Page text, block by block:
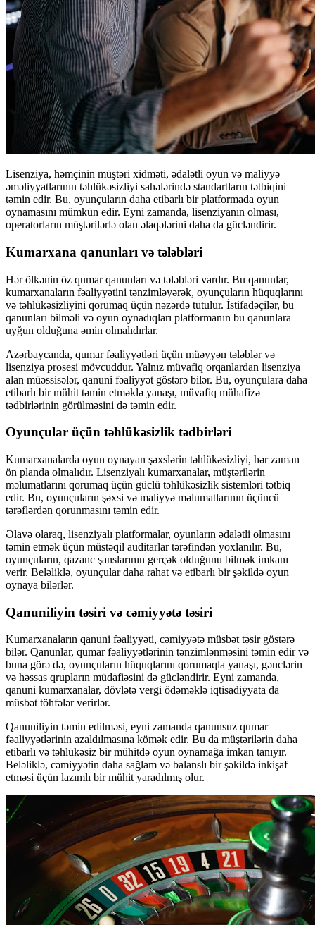
Lisenziya, həmçinin müştəri xidməti, ədalətli oyun və maliyyə
əməliyyatlarının təhlükəsizliyi sahələrində standartların tətbiqini
təmin edir. Bu, oyunçuların daha etibarlı bir platformada oyun
oynamasını mümkün edir. Eyni zamanda, lisenziyanın olması,
operatorların müştərilərlə olan əlaqələrini daha da gücləndirir.
Kumarxana qanunları və tələbləri
Hər ölkənin öz qumar qanunları və tələbləri vardır. Bu qanunlar,
kumarxanaların fəaliyyətini tənzimləyərək, oyunçuların hüquqlarını
və təhlükəsizliyini qorumaq üçün nəzərdə tutulur. İstifadəçilər, bu
qanunları bilməli və oyun oynadıqları platformanın bu qanunlara
uyğun olduğuna əmin olmalıdırlar.
Azərbaycanda, qumar fəaliyyətləri üçün müəyyən tələblər və
lisenziya prosesi mövcuddur. Yalnız müvafiq orqanlardan lisenziya
alan müəssisələr, qanuni fəaliyyət göstərə bilər. Bu, oyunçulara daha
etibarlı bir mühit təmin etməklə yanaşı, müvafiq mühafizə
tədbirlərinin görülməsini də təmin edir.
Oyunçular üçün təhlükəsizlik tədbirləri
Kumarxanalarda oyun oynayan şəxslərin təhlükəsizliyi, hər zaman
ön planda olmalıdır. Lisenziyalı kumarxanalar, müştərilərin
məlumatlarını qorumaq üçün güclü təhlükəsizlik sistemləri tətbiq
edir. Bu, oyunçuların şəxsi və maliyyə məlumatlarının üçüncü
tərəflərdən qorunmasını təmin edir.
Əlavə olaraq, lisenziyalı platformalar, oyunların ədalətli olmasını
təmin etmək üçün müstəqil auditarlar tərəfindən yoxlanılır. Bu,
oyunçuların, qazanc şanslarının gerçək olduğunu bilmək imkanı
verir. Beləliklə, oyunçular daha rahat və etibarlı bir şəkildə oyun
oynaya bilərlər.
Qanuniliyin təsiri və cəmiyyətə təsiri
Kumarxanaların qanuni fəaliyyəti, cəmiyyətə müsbət təsir göstərə
bilər. Qanunlar, qumar fəaliyyətlərinin tənzimlənməsini təmin edir və
buna görə də, oyunçuların hüquqlarını qorumaqla yanaşı, gənclərin
və həssas qrupların müdafiəsini də gücləndirir. Eyni zamanda,
qanuni kumarxanalar, dövlətə vergi ödəməklə iqtisadiyyata da
müsbət töhfələr verirlər.
Qanuniliyin təmin edilməsi, eyni zamanda qanunsuz qumar
fəaliyyətlərinin azaldılmasına kömək edir. Bu da müştərilərin daha
etibarlı və təhlükəsiz bir mühitdə oyun oynamağa imkan tanıyır.
Beləliklə, cəmiyyətin daha sağlam və balanslı bir şəkildə inkişaf
etməsi üçün lazımlı bir mühit yaradılmış olur.